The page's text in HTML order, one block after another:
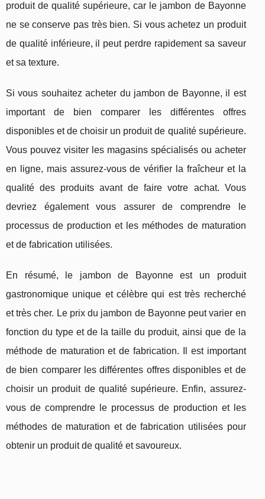
produit de qualité supérieure, car le jambon de Bayonne
ne se conserve pas très bien. Si vous achetez un produit
de qualité inférieure, il peut perdre rapidement sa saveur
et sa texture.
Si vous souhaitez acheter du jambon de Bayonne, il est
important de bien comparer les différentes offres
disponibles et de choisir un produit de qualité supérieure.
Vous pouvez visiter les magasins spécialisés ou acheter
en ligne, mais assurez-vous de vérifier la fraîcheur et la
qualité des produits avant de faire votre achat. Vous
devriez également vous assurer de comprendre le
processus de production et les méthodes de maturation
et de fabrication utilisées.
En résumé, le jambon de Bayonne est un produit
gastronomique unique et célèbre qui est très recherché
et très cher. Le prix du jambon de Bayonne peut varier en
fonction du type et de la taille du produit, ainsi que de la
méthode de maturation et de fabrication. Il est important
de bien comparer les différentes offres disponibles et de
choisir un produit de qualité supérieure. Enfin, assurez-
vous de comprendre le processus de production et les
méthodes de maturation et de fabrication utilisées pour
obtenir un produit de qualité et savoureux.